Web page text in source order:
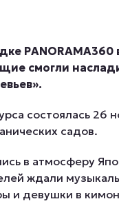
PANORAMA360
смогли
состоялась 26
садов.
в атмосферу
ждали
и девушки в